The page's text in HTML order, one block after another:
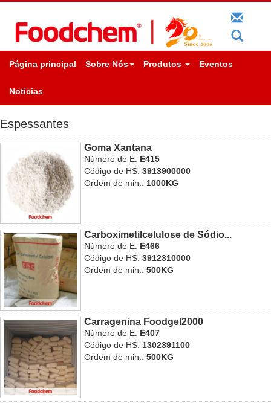
Página principal Sobre Nós Produtos Eventos
Notícias
Espessantes
Goma Xantana
Número de E: E415
Código de HS:3913900000
Ordem de min.: 1000KG
Carboximetilcelulose de Sódio...
Número de E: E466
Código de HS:3912310000
Ordem de min.:500KG
Carragenina Foodgel2000
Número de E: E407
Código de HS:1302391100
Ordem de min.:500KG